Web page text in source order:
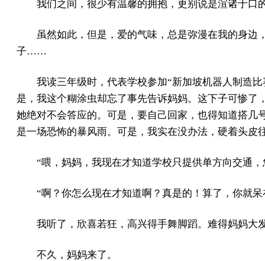
我们之间，很少有温馨的拥抱，更别说是渲诸于口
虽然如此，但是，爱的气味，总是弥漫在我的身
子……
我读三年级时，代表学校参加“新加坡机器人制造
是，我这个糊涂虫却忘了事先告诉妈妈。这下子可惨
她绝对不会答应的。可是，要自己回家，也得知道搭
是一场恐怖的暴风雨。可是，我实在没办法，硬着头皮
“喂，妈妈，我现在才知道学校只提供单方向交通
“啊？你怎么现在才知道啊？真是的！算了，你就
我听了，欣喜若狂，高兴得手舞脚蹈。难得妈妈大
不久，妈妈来了。